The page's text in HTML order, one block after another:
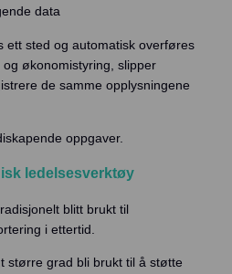
data
ett sted og automatisk overføres
økonomistyring, slipper
de samme opplysningene
oppgaver.
ledelsesverktøy
blitt brukt til
i ettertid.
større grad bli brukt til å støtte